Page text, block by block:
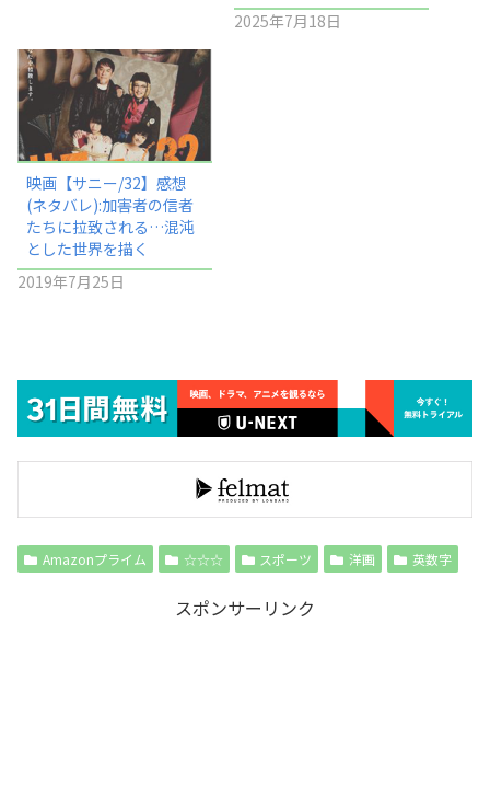
2025年7月18日
映画【サニー/32】感想
(ネタバレ):加害者の信者
たちに拉致される…混沌
とした世界を描く
2019年7月25日
Amazonプライム ☆☆☆ スポーツ 洋画 英数字
スポンサーリンク